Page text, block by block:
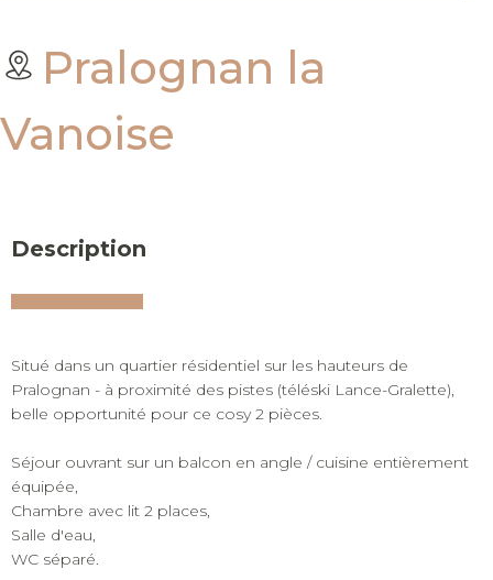
Pralognan la
Vanoise
Description
Situé dans un quartier résidentiel sur les hauteurs de
Pralognan - à proximité des pistes (téléski Lance-Gralette),
belle opportunité pour ce cosy 2 pièces.
Séjour ouvrant sur un balcon en angle / cuisine entièrement
équipée,
Chambre avec lit 2 places,
Salle d'eau,
WC séparé.